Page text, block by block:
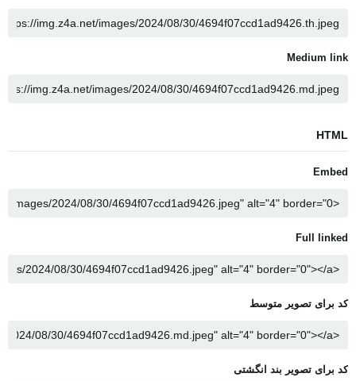
Medium link
HTML
Embed
Full linked
کد برای تصویر متوسط
کد برای تصویر بند انگشتی